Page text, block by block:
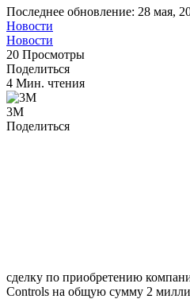
Последнее обновление: 28 мая,
Новости
Новости
20 Просмотры
Поделиться
4 Мин. чтения
3М
Поделиться
сделку по приобретению
Controls на общую сумму 2